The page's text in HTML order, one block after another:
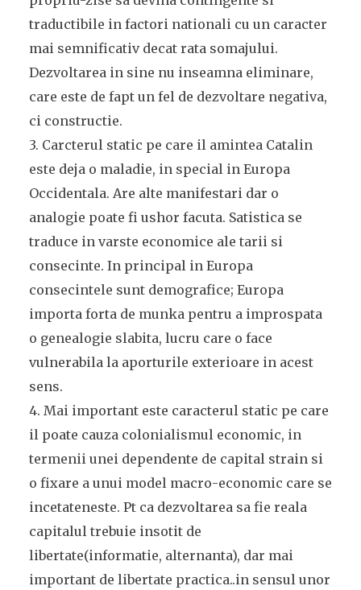
traductibile in factori nationali cu un caracter
mai semnificativ decat rata somajului.
Dezvoltarea in sine nu inseamna eliminare,
care este de fapt un fel de dezvoltare negativa,
ci constructie.
3. Carcterul static pe care il amintea Catalin
este deja o maladie, in special in Europa
Occidentala. Are alte manifestari dar o
analogie poate fi ushor facuta. Satistica se
traduce in varste economice ale tarii si
consecinte. In principal in Europa
consecintele sunt demografice; Europa
importa forta de munka pentru a improspata
o genealogie slabita, lucru care o face
vulnerabila la aporturile exterioare in acest
sens.
4. Mai important este caracterul static pe care
il poate cauza colonialismul economic, in
termenii unei dependente de capital strain si
o fixare a unui model macro-economic care se
incetateneste. Pt ca dezvoltarea sa fie reala
capitalul trebuie insotit de
libertate(informatie, alternanta), dar mai
important de libertate practica..in sensul unor